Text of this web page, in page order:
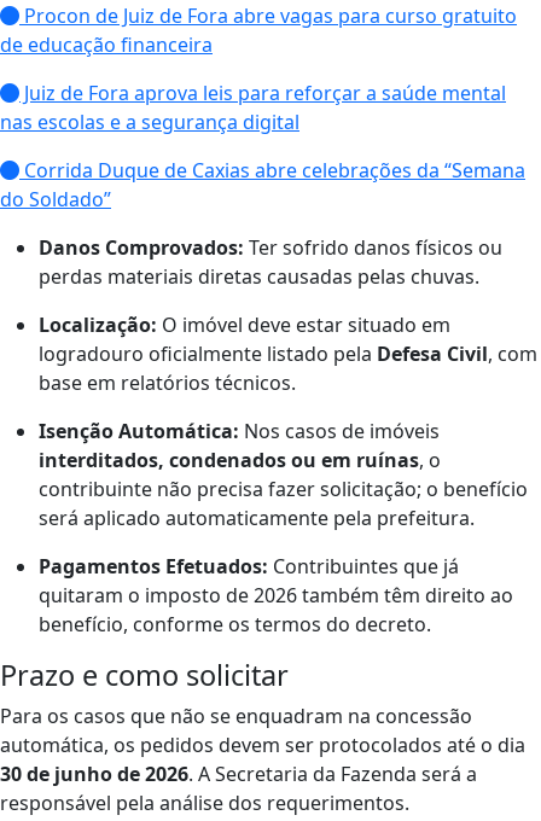
Procon de Juiz de Fora abre vagas para curso gratuito
de educação financeira
Juiz de Fora aprova leis para reforçar a saúde mental
nas escolas e a segurança digital
Corrida Duque de Caxias abre celebrações da “Semana
do Soldado”
Danos Comprovados: Ter sofrido danos físicos ou
perdas materiais diretas causadas pelas chuvas.
Localização: O imóvel deve estar situado em
logradouro oficialmente listado pela Defesa Civil, com
base em relatórios técnicos.
Isenção Automática: Nos casos de imóveis
interditados, condenados ou em ruínas, o
contribuinte não precisa fazer solicitação; o benefício
será aplicado automaticamente pela prefeitura.
Pagamentos Efetuados: Contribuintes que já
quitaram o imposto de 2026 também têm direito ao
benefício, conforme os termos do decreto.
Prazo e como solicitar
Para os casos que não se enquadram na concessão
automática, os pedidos devem ser protocolados até o dia
30 de junho de 2026. A Secretaria da Fazenda será a
responsável pela análise dos requerimentos.